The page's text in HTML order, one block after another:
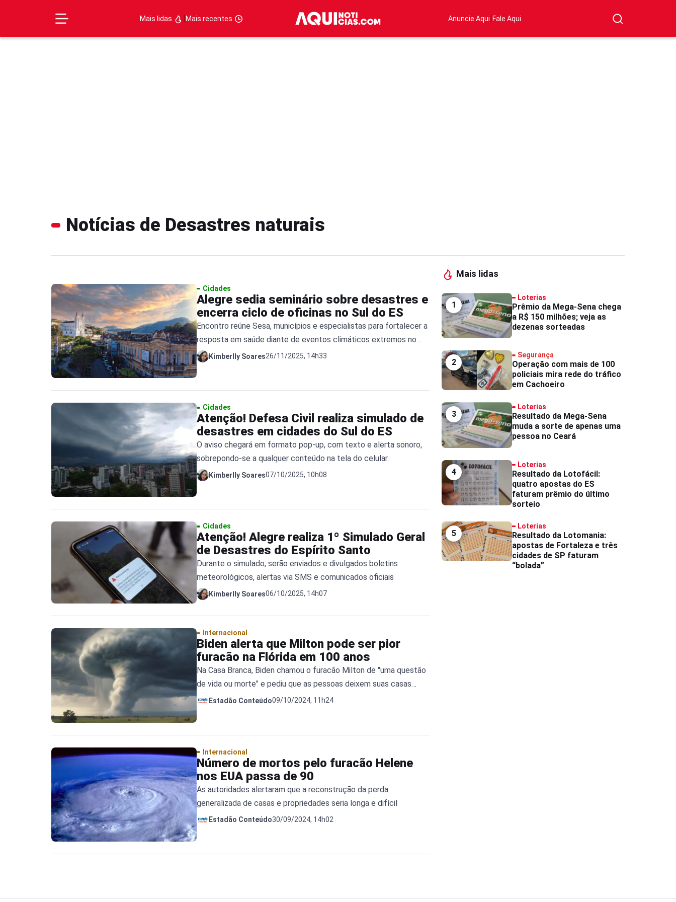
Mais lidas |Mais recentes Anuncie Aqui|Fale Aqui
Notícias de Desastres naturais
Cidades
Alegre sedia seminário sobre desastres e
encerra ciclo de oficinas no Sul do ES
Encontro reúne Sesa, municípios e especialistas para fortalecer a
resposta em saúde diante de eventos climáticos extremos no
Sul capixaba.
Kimberlly Soares26/11/2025, 14h33
Cidades
Atenção! Defesa Civil realiza simulado de
desastres em cidades do Sul do ES
O aviso chegará em formato pop-up, com texto e alerta sonoro,
sobrepondo-se a qualquer conteúdo na tela do celular.
Kimberlly Soares07/10/2025, 10h08
Cidades
Atenção! Alegre realiza 1º Simulado Geral
de Desastres do Espírito Santo
Durante o simulado, serão enviados e divulgados boletins
meteorológicos, alertas via SMS e comunicados oficiais
Kimberlly Soares06/10/2025, 14h07
Internacional
Biden alerta que Milton pode ser pior
furacão na Flórida em 100 anos
Na Casa Branca, Biden chamou o furacão Milton de "uma questão
de vida ou morte" e pediu que as pessoas deixem suas casas
imediatamente
Estadão Conteúdo09/10/2024, 11h24
Internacional
Número de mortos pelo furacão Helene
nos EUA passa de 90
As autoridades alertaram que a reconstrução da perda
generalizada de casas e propriedades seria longa e difícil
Estadão Conteúdo30/09/2024, 14h02
Mais lidas
1
Loterias
Prêmio da Mega-Sena chega
a R$ 150 milhões; veja as
dezenas sorteadas
2
Segurança
Operação com mais de 100
policiais mira rede do tráfico
em Cachoeiro
3
Loterias
Resultado da Mega-Sena
muda a sorte de apenas uma
pessoa no Ceará
4
Loterias
Resultado da Lotofácil:
quatro apostas do ES
faturam prêmio do último
sorteio
5
Loterias
Resultado da Lotomania:
apostas de Fortaleza e três
cidades de SP faturam
“bolada”